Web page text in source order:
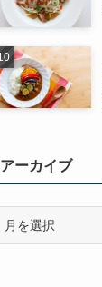
アーカイブ